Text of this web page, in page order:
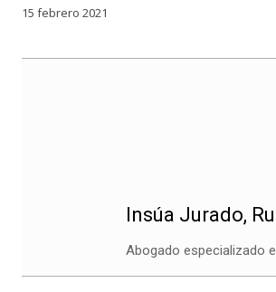
15 febrero 2021
Insúa Jurado,
Abogado especializado